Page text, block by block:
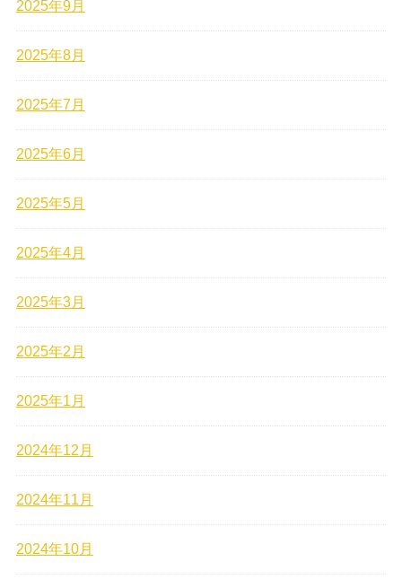
2025年9月
2025年8月
2025年7月
2025年6月
2025年5月
2025年4月
2025年3月
2025年2月
2025年1月
2024年12月
2024年11月
2024年10月